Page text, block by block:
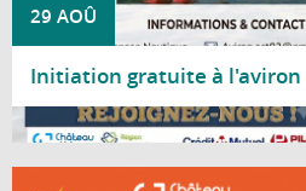
29 AOÛ
Initiation gratuite à l'aviron
Lire la suite